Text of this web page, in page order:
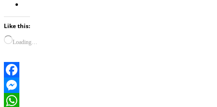
Like this:
Loading…
Facebook
Messenger